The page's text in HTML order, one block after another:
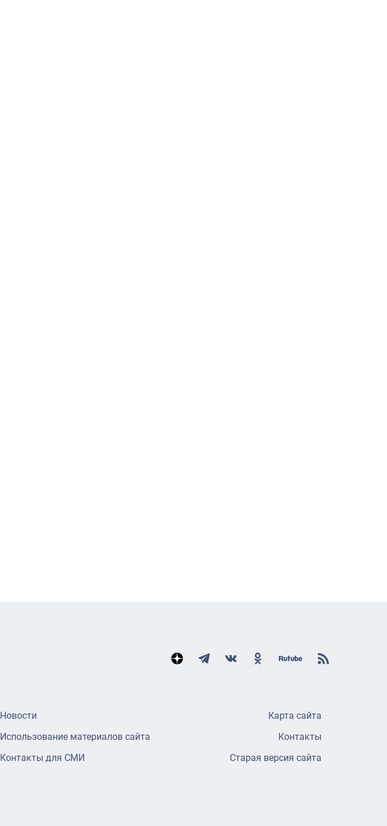
Новости
Использование материалов сайта
Контакты для СМИ
Карта сайта
Контакты
Старая версия сайта